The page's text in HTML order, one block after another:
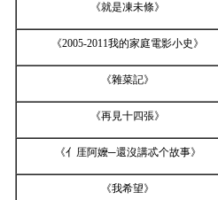
《就是凍未條》
《2005-2011我的家庭電影小史》
《雜菜記》
《再見十四張》
《亻厓阿嬤─還沒講忒个故事》
《我希望》